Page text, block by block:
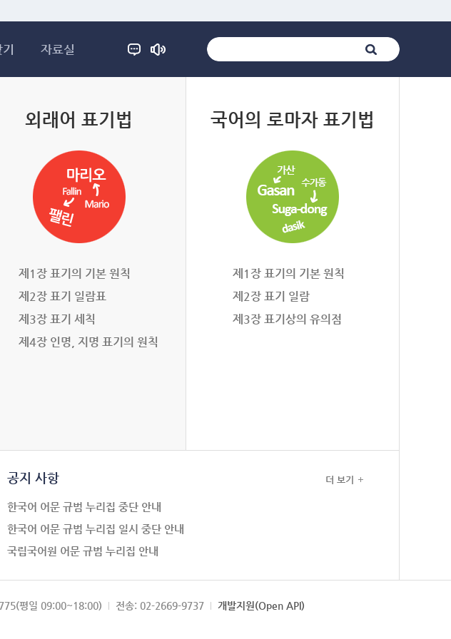
자료실
외래어 표기법
제1장 표기의 기본 원칙
제2장 표기 일람표
제3장 표기 세칙
제4장 인명, 지명 표기의 원칙
국어의 로마자 표기법
제1장 표기의 기본 원칙
제2장 표기 일람
제3장 표기상의 유의점
공지 사항
한국어 어문 규범 누리집 중단 안내
한국어 어문 규범 누리집 일시 중단 안내
국립국어원 어문 규범 누리집 안내
더 보기
평일 09:00~18:00) 전송: 02-2669-9737 개발지원(Open API)